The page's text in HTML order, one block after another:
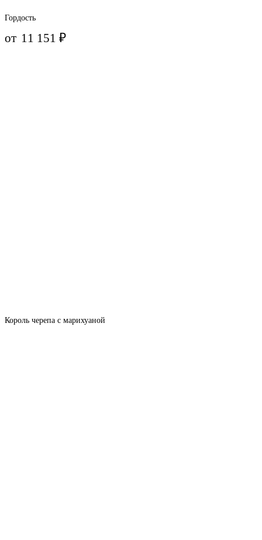
Гордость
от 11 151₽
Король черепа с марихуаной